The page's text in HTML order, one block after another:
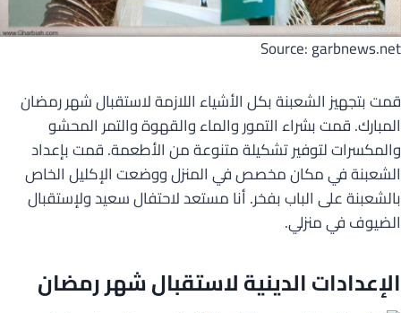
Source: garbnews.net
قمت بتجهيز الشعبنة بكل الأشياء اللازمة لاستقبال شهر رمضان
المبارك. قمت بشراء التمور والماء والقهوة والتمر المحشو
والمكسرات لتوفير تشكيلة متنوعة من الأطعمة. قمت بإعداد
الشعبنة في مكان مخصص في المنزل ووضعت الإكليل الخاص
بالشعبنة على الباب بفخر. أنا مستعد لاحتفال سعيد ولإستقبال
الضيوف في منزلي.
الإعدادات الدينية لاستقبال شهر رمضان